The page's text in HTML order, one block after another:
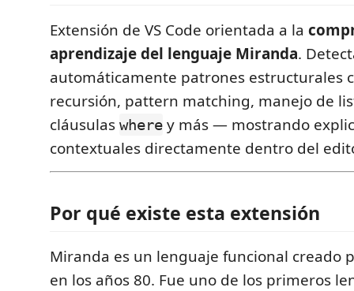
Extensión de VS Code orientada a la
aprendizaje del lenguaje Miranda.
automáticamente patrones estructurales
recursión, pattern matching, manejo de
cláusulas where y más — mostrando
contextuales directamente dentro del
Por qué existe esta extensión
Miranda es un lenguaje funcional creado
en los años 80. Fue uno de los primeros